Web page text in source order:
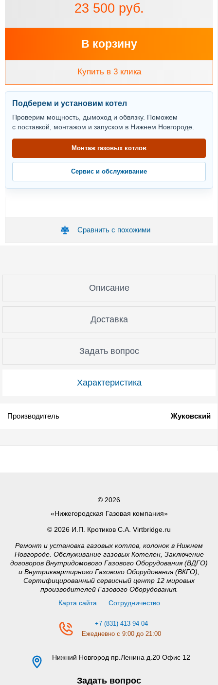
23 500 руб.
В корзину
Купить в 3 клика
Подберем и установим котел
Проверим мощность, дымоход и обвязку. Поможем
с поставкой, монтажом и запуском в Нижнем Новгороде.
Монтаж газовых котлов
Сервис и обслуживание
Сравнить с похожими
Характеристика
Описание
Доставка
Задать вопрос
Производитель Жуковский
© 2026
«Нижегородская Газовая компания»
© 2026 И.П. Кротиков С.А. Virtbridge.ru
Ремонт и установка газовых котлов, колонок в Нижнем
Новгороде. Обслуживание газовых Котелен, Заключение
договоров Внутридомового Газового Оборудования (ВДГО)
и Внутриквартирного Газового Оборудования (ВКГО),
Сертифицированный сервисный центр 12 мировых
производителей Газового Оборудования.
Карта сайта
Сотрудничество
+7 (831) 413-94-04
Ежедневно с 9:00 до 21:00
Нижний Новгород пр.Ленина д.20 Офис 12
Задать вопрос